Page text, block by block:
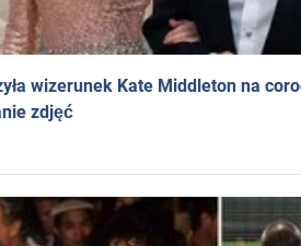
wizerunek Kate Middleton na
zdjęć